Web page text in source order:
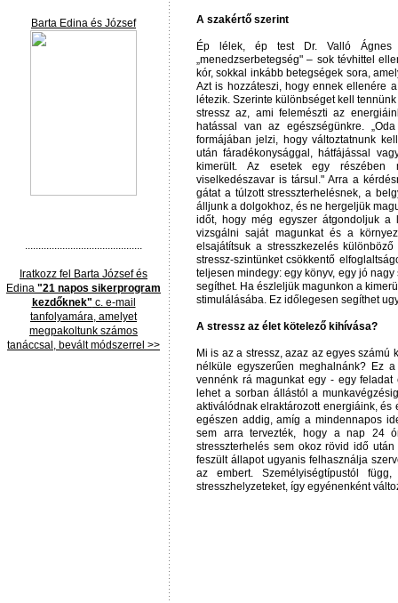
Barta Edina és József
............................................
Iratkozz fel Barta József és
Edina "21 napos sikerprogram
kezdőknek" c. e-mail
tanfolyamára, amelyet
megpakoltunk számos
tanáccsal, bevált módszerrel >>
A szakértő szerint
Ép lélek, ép test Dr. Valló Ágnes
„menedzserbetegség" – sok tévhittel
kór, sokkal inkább betegségek sora,
Azt is hozzáteszi, hogy ennek ellenére
létezik. Szerinte különbséget kell
stressz az, ami felemészti az
hatással van az egészségünkre.
formájában jelzi, hogy változtatnunk
után fáradékonysággal, hátfájással
kimerült. Az esetek egy részében
viselkedészavar is társul." Arra a
gátat a túlzott stresszterhelésnek, a
álljunk a dolgokhoz, és ne hergeljük
időt, hogy még egyszer átgondoljuk a
vizsgálni saját magunkat és a
elsajátítsuk a stresszkezelés
stressz-szintünket csökkentő
teljesen mindegy: egy könyv, egy jó
segíthet. Ha észleljük magunkon a
stimulálásába. Ez időlegesen segíthet
A stressz az élet kötelező kihívása?
Mi is az a stressz, azaz az egyes
nélküle egyszerűen meghalnánk? Ez
vennénk rá magunkat egy - egy
lehet a sorban állástól a
aktiválódnak elraktározott energiáink,
egészen addig, amíg a mindennapos
sem arra tervezték, hogy a nap 24
stresszterhelés sem okoz rövid idő
feszült állapot ugyanis felhasználja
az embert. Személyiségtípustól
stresszhelyzeteket, így egyénenként